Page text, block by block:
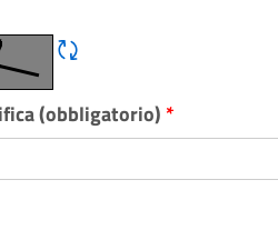
Rigene CAPTCHA
(obbligatorio) *